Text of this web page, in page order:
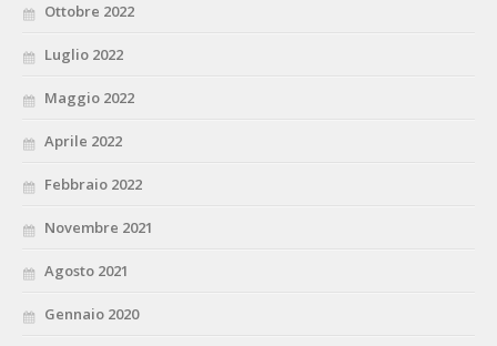
Ottobre 2022
Luglio 2022
Maggio 2022
Aprile 2022
Febbraio 2022
Novembre 2021
Agosto 2021
Gennaio 2020